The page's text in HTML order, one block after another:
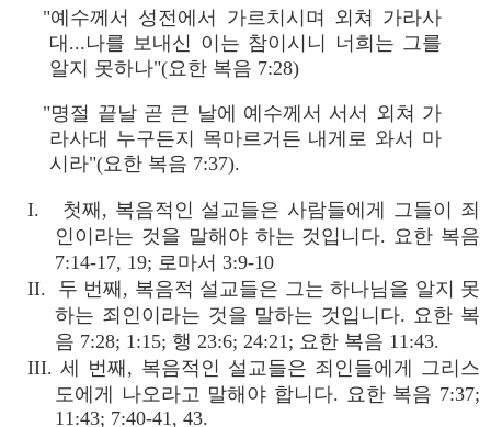
"예수께서 성전에서 가르치시며 외쳐 가라사
대...나를 보내신 이는 참이시니 너희는 그를
알지 못하나"(요한 복음 7:28)
"명절 끝날 곧 큰 날에 예수께서 서서 외쳐 가
라사대 누구든지 목마르거든 내게로 와서 마
시라"(요한 복음 7:37).
I. 첫째, 복음적인 설교들은 사람들에게 그들이 죄
인이라는 것을 말해야 하는 것입니다. 요한 복음
7:14-17, 19; 로마서 3:9-10
II. 두 번째, 복음적 설교들은 그는 하나님을 알지 못
하는 죄인이라는 것을 말하는 것입니다. 요한 복
음 7:28; 1:15; 행 23:6; 24:21; 요한 복음 11:43.
III. 세 번째, 복음적인 설교들은 죄인들에게 그리스
도에게 나오라고 말해야 합니다. 요한 복음 7:37;
11:43; 7:40-41, 43.